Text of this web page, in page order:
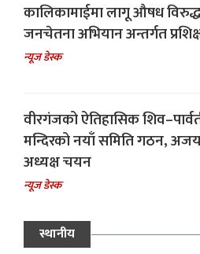
कालिकामाईमा लागू औषध
जनचेतना अभियान अन्तर्गत
न्यूज डेस्क
वीरगंजको ऐतिहासिक
मन्दिरको नयाँ समिति गठन,
अध्यक्ष चयन
न्यूज डेस्क
स्थानीय